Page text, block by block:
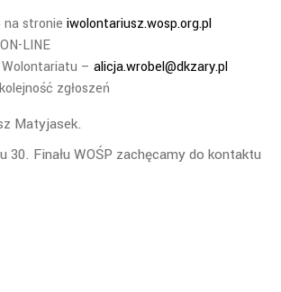
stronie iwolontariusz.wosp.org.pl
LINE
– alicja.wrobel@dkzary.pl
zgłoszeń
Matyjasek.
Finału WOŚP zachęcamy do kontaktu